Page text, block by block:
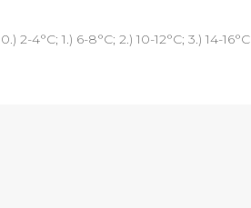
0.) 2-4°C; 1.) 6-8°C; 2.) 10-12°C; 3.) 14-16°C